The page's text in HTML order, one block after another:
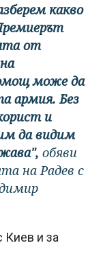
какво
от
може да
армия. Без
и
да видим
обяви
на Радев с
Киев и за